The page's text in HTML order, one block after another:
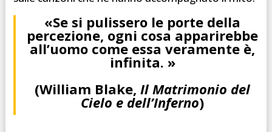
«Se si pulissero le porte della
percezione, ogni cosa apparirebbe
all’uomo come essa veramente è,
infinita. »
(William Blake,Il Matrimonio del
Cielo e dell’Inferno)